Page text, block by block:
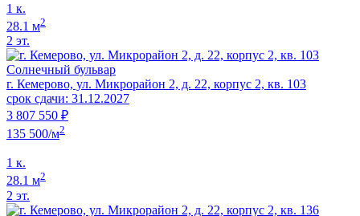
1 к.
28.1 м2
2 эт.
Солнечный бульвар
г. Кемерово, ул. Микрорайон 2, д. 22, корпус 2, кв. 103
срок сдачи: 31.12.2027
3 807 550 ₽
135 500/м2
1 к.
28.1 м2
2 эт.